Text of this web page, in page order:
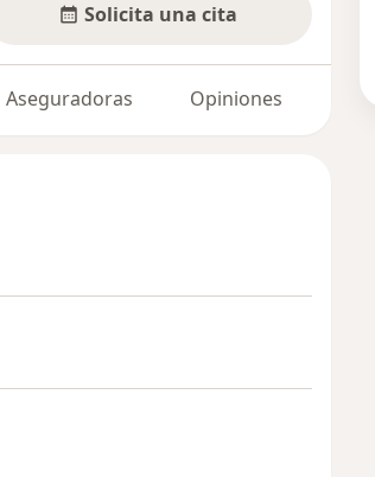
Solicita una cita
Aseguradoras Opiniones